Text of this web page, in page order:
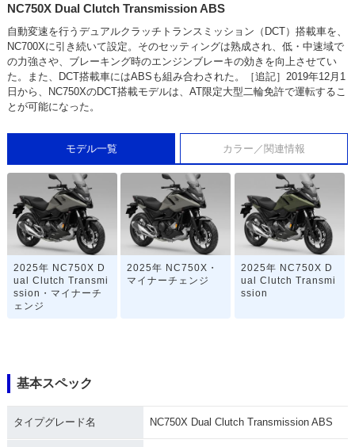
NC750X Dual Clutch Transmission ABS
自動変速を行うデュアルクラッチトランスミッション（DCT）搭載車を、
NC700Xに引き続いて設定。そのセッティングは熟成され、低・中速域で
の力強さや、ブレーキング時のエンジンブレーキの効きを向上させてい
た。また、DCT搭載車にはABSも組み合わされた。［追記］2019年12月1
日から、NC750XのDCT搭載モデルは、AT限定大型二輪免許で運転するこ
とが可能になった。
モデル一覧 カラー／関連情報
2025年 NC750X D
ual Clutch Transmi
ssion・マイナーチ
ェンジ
2025年 NC750X・
マイナーチェンジ
2025年 NC750X D
ual Clutch Transmi
ssion
2025年 NC750X
2023年 NC750X D
2023年 NC750X・
基本スペック
タイプグレード名 NC750X Dual Clutch Transmission ABS